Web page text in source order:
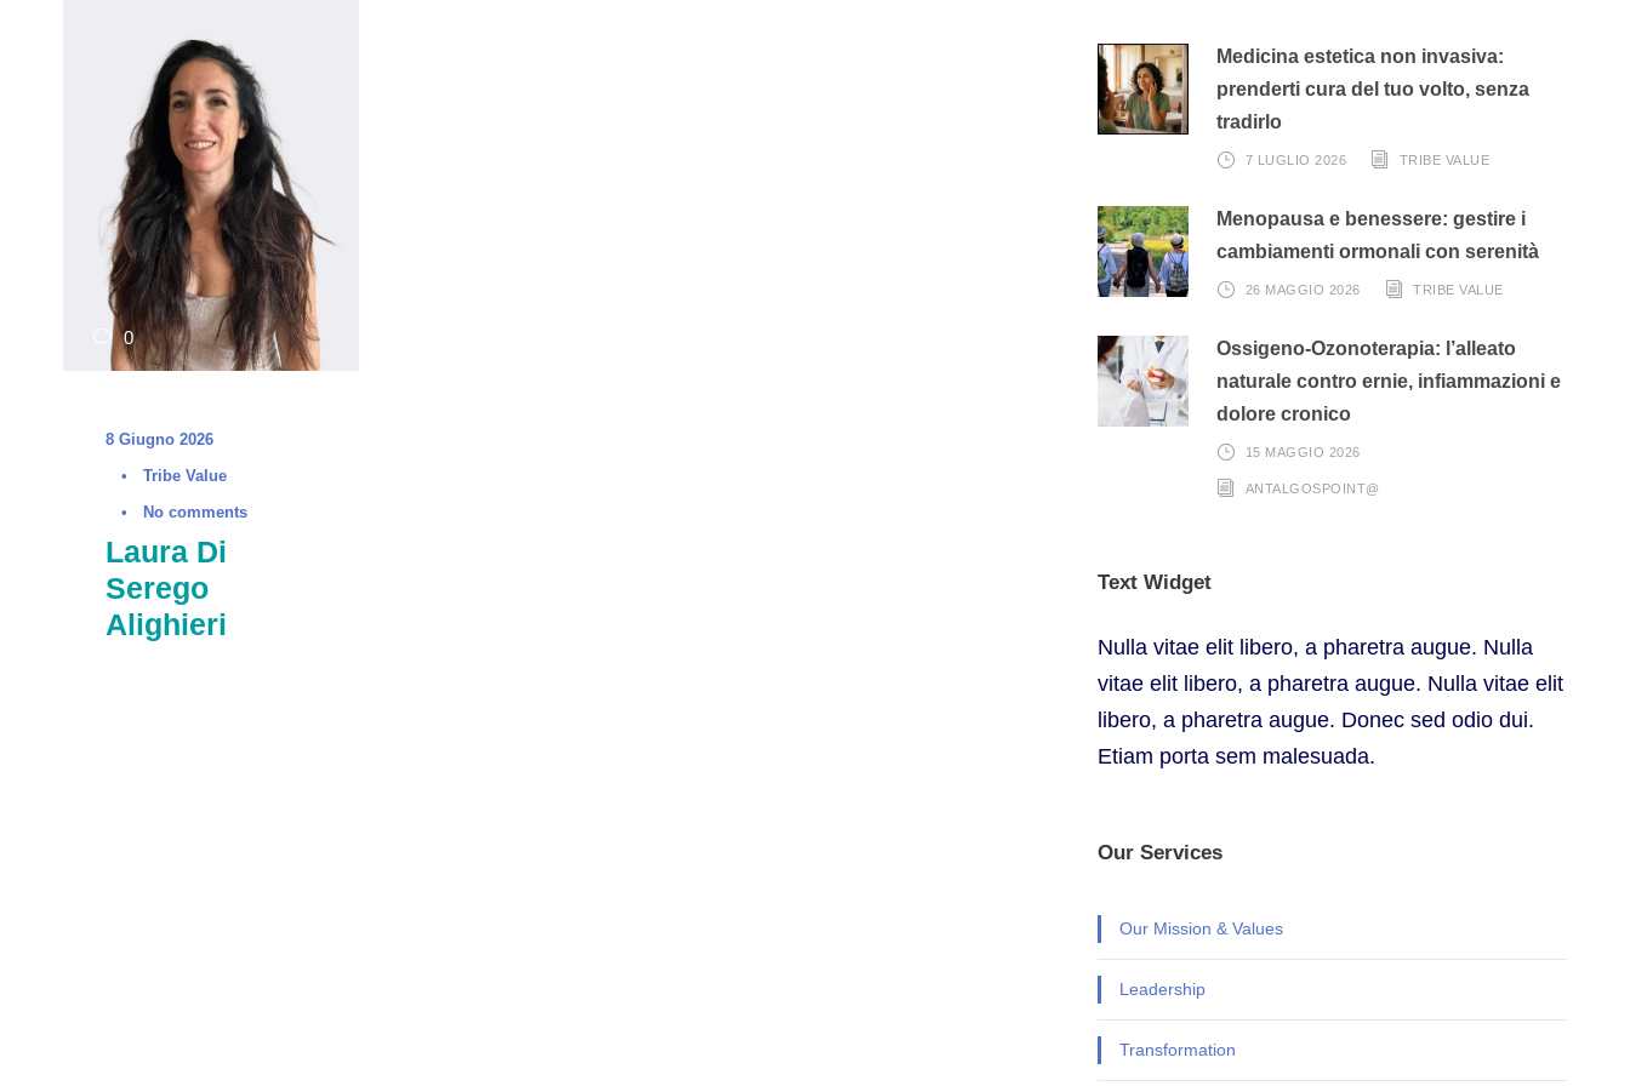
0
8 Giugno 2026
•
Tribe Value
•
No comments
Laura Di
Serego
Alighieri
Medicina estetica non invasiva:
prenderti cura del tuo volto, senza
tradirlo
7 LUGLIO 2026 TRIBE VALUE
Menopausa e benessere: gestire i
cambiamenti ormonali con serenità
26 MAGGIO 2026 TRIBE VALUE
Ossigeno-Ozonoterapia: l’alleato
naturale contro ernie, infiammazioni e
dolore cronico
15 MAGGIO 2026
ANTALGOSPOINT@
Text Widget
Nulla vitae elit libero, a pharetra augue. Nulla
vitae elit libero, a pharetra augue. Nulla vitae elit
libero, a pharetra augue. Donec sed odio dui.
Etiam porta sem malesuada.
Our Services
Our Mission & Values
Leadership
Transformation